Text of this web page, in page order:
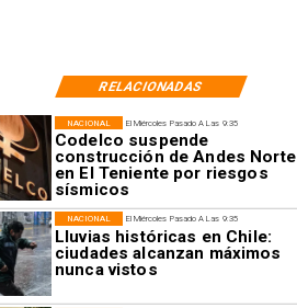
RELACIONADAS
El Miércoles Pasado A Las 9:35
Codelco suspende
construcción de Andes Norte
en El Teniente por riesgos
sísmicos
NACIONAL
El Miércoles Pasado A Las 9:35
Lluvias históricas en Chile:
ciudades alcanzan máximos
nunca vistos
NACIONAL